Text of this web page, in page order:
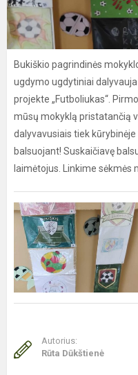
Bukiškio pagrindinės
ugdymo ugdytiniai
projekte „Futboliukas“.
mūsų mokyklą pristatančią
dalyvavusiais tiek
balsuojant! Suskaičiavę
laimėtojus. Linkime sėkmės
Autorius:
Rūta Dūkštienė